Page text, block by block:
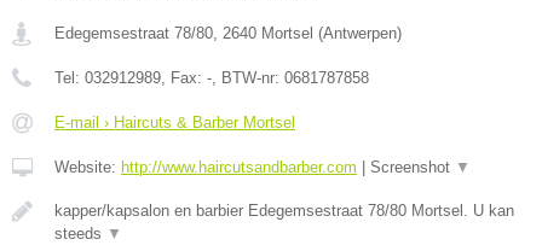
Edegemsestraat 78/80, 2640 Mortsel (Antwerpen)
Tel: 032912989, Fax: -, BTW-nr: 0681787858
E-mail › Haircuts & Barber Mortsel
Website: http://www.haircutsandbarber.com Screenshot ▼
kapper/kapsalon en barbier Edegemsestraat 78/80 Mortsel. U kan
steeds ▼